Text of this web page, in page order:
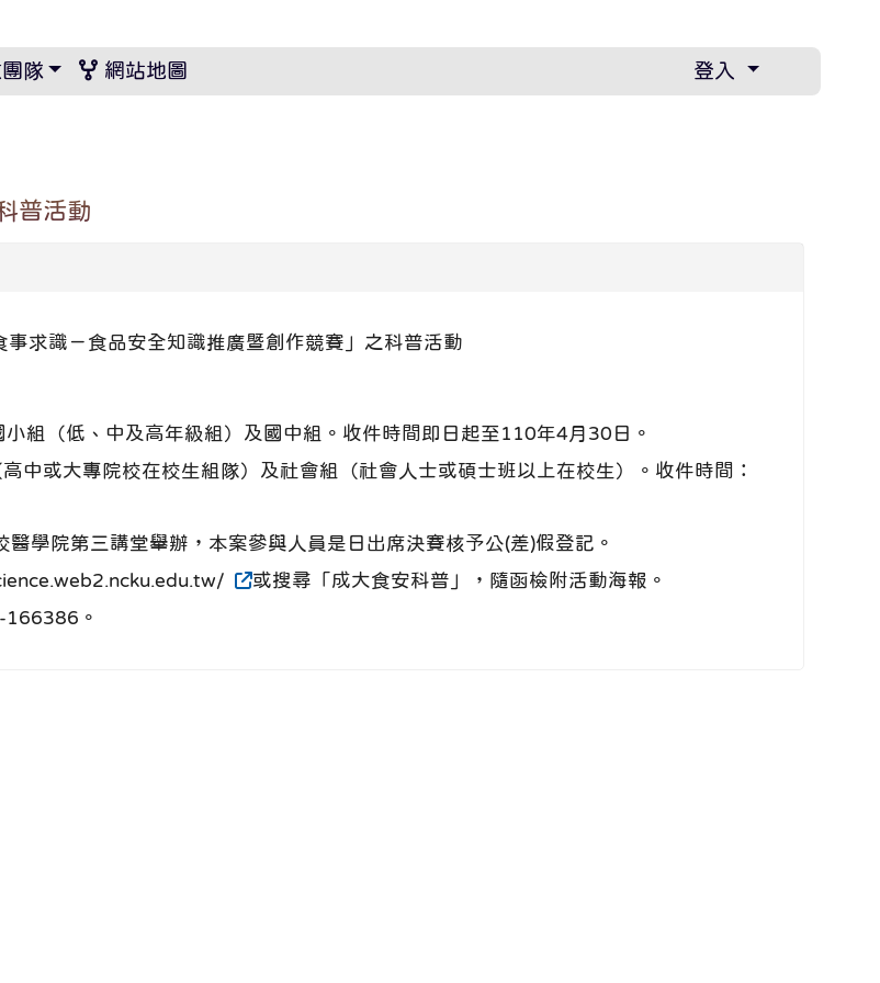
隊 網站地圖 登入
普活動
求識－食品安全知識推廣暨創作競賽」之科普活動
組（低、中及高年級組）及國中組。收件時間即日起至110年4月30日。
中或大專院校在校生組隊）及社會組（社會人士或碩士班以上在校生）。收件時間：
學院第三講堂舉辦，本案參與人員是日出席決賽核予公(差)假登記。
或搜尋「成大食安科普」，隨函檢附活動海報。
166386。